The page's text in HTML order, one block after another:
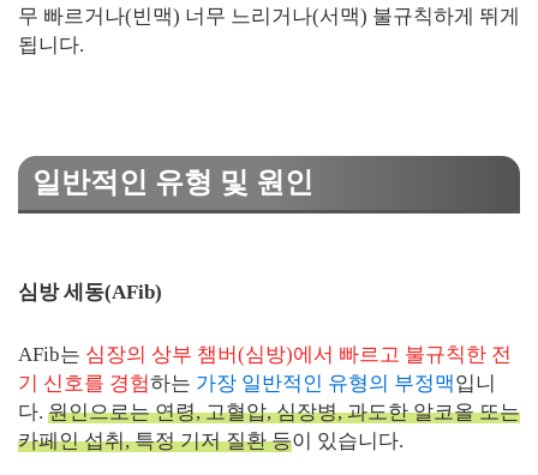
무 빠르거나(빈맥) 너무 느리거나(서맥) 불규칙하게 뛰게
됩니다.
일반적인 유형 및 원인
심방 세동(AFib)
AFib는 심장의 상부 챔버(심방)에서 빠르고 불규칙한 전
기 신호를 경험하는 가장 일반적인 유형의 부정맥입니
다. 원인으로는 연령, 고혈압, 심장병, 과도한 알코올 또는
카페인 섭취, 특정 기저 질환 등이 있습니다.